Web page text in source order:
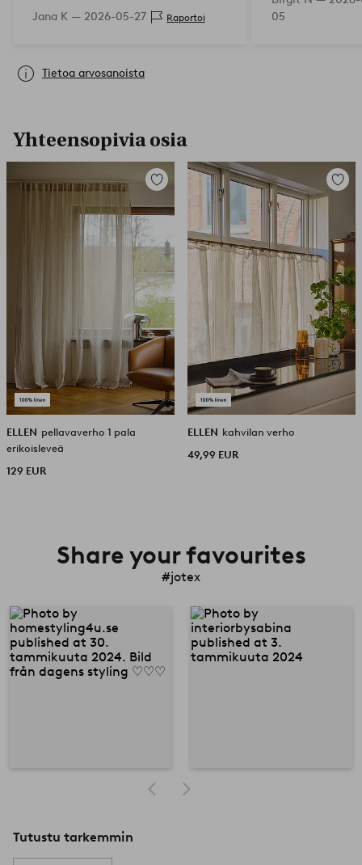
Jana K — 2026-05-27 Raportoi
05
Tietoa arvosanoista
Yhteensopivia osia
Lisää
ELLEN pellavaverho 1 pala
erikoisleveä
129 EUR
Lisää
ELLEN kahvilan verho
49,99 EUR
Share your favourites
#jotex
Tutustu tarkemmin